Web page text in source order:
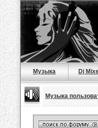
Музыка Dj
Музыка